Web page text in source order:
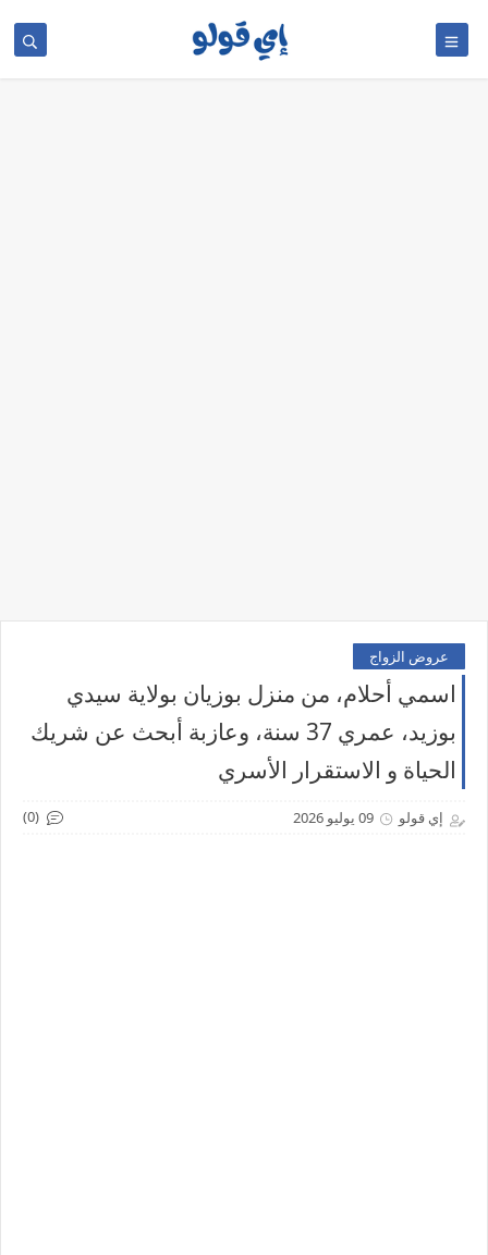
عروض الزواج
اسمي أحلام، من منزل بوزيان بولاية سيدي
بوزيد، عمري 37 سنة، وعازبة أبحث عن شريك
الحياة و الاستقرار الأسري
إي قولو 09 يوليو 2026 (0)